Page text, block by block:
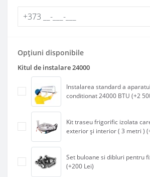
Opțiuni disponibile
Kitul de instalare 24000
Instalarea standard a
conditionat 24000 BTU (+2
Kit traseu frigorific izolata
exterior și interior ( 3 metri )
Set buloane si dibluri pentru
(+200 Lei)